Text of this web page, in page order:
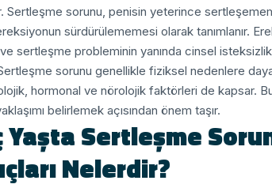
Sertleşme sorunu, penisin yeterince
sürdürülememesi olarak tanımlanır.
sertleşme probleminin yanında cinsel
sorunu genellikle fiziksel nedenlere
hormonal ve nörolojik faktörleri de kapsar.
belirlemek açısından önem taşır.
Yaşta Sertleşme
Nelerdir?